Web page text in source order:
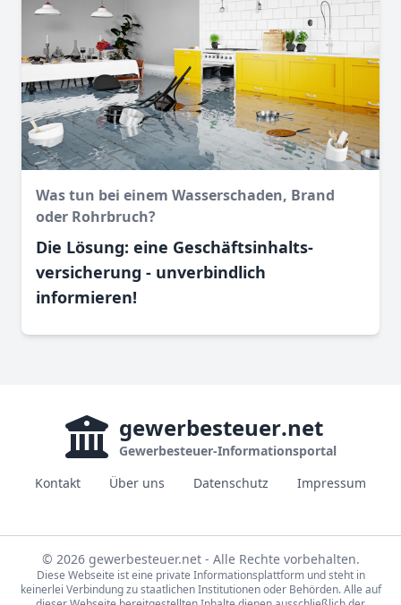
Was tun bei einem Wasser­schaden, Brand
oder Rohr­bruch?
Die Lösung: eine Geschäftsinhalts­
versicherung - unverbindlich
informieren!
gewerbesteuer.net
Gewerbesteuer-Informationsportal
Kontakt
Über uns Datenschutz Impressum
© 2026 gewerbesteuer.net - Alle Rechte vorbehalten.
Diese Webseite ist eine private Informationsplattform und steht in
keinerlei Verbindung zu staatlichen Institutionen oder Behörden. Alle auf